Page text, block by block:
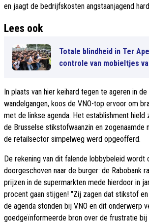
en jaagt de bedrijfskosten angstaanjagend
Lees ook
Totale blindheid in Ter
controle van mobieltjes
In plaats van hier keihard tegen te ageren in de
wandelgangen, koos de VNO-top ervoor om
met de linkse agenda. Het establishment
de Brusselse stikstofwaanzin en zogenaamde
de retailsector simpelweg werd opgeofferd.
De rekening van dit falende lobbybeleid wordt
doorgeschoven naar de burger: de Rabobank
prijzen in de supermarkten mede hierdoor in
procent gaan stijgen! "Zij zagen dat stikstof
de agenda stonden bij VNO en dit onderwerp
goedgeïnformeerde bron over de frustratie bij